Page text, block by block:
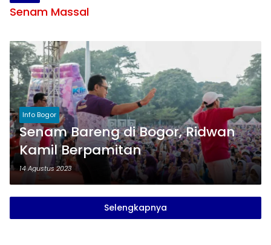
Senam Massal
Info Bogor
Senam Bareng di Bogor, Ridwan
Kamil Berpamitan
14 Agustus 2023
Selengkapnya